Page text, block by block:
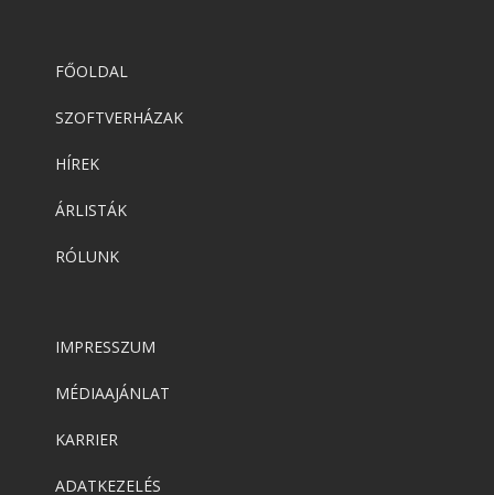
FŐOLDAL
SZOFTVERHÁZAK
HÍREK
ÁRLISTÁK
RÓLUNK
IMPRESSZUM
MÉDIAAJÁNLAT
KARRIER
ADATKEZELÉS